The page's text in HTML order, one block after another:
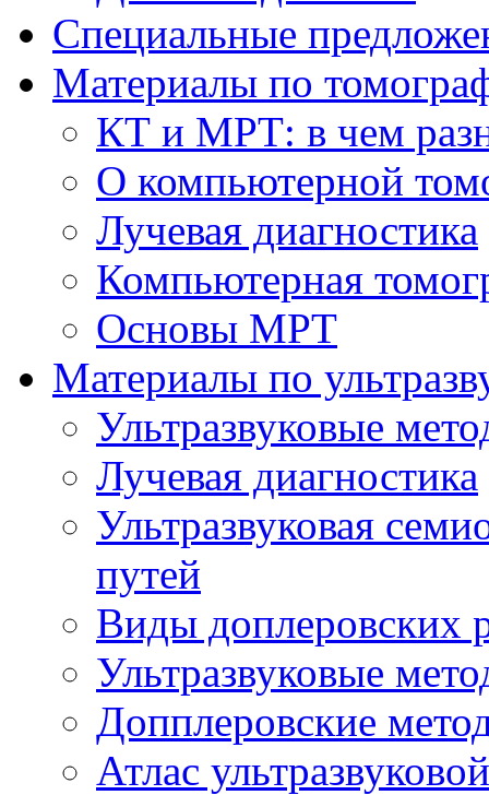
Cпециальные
Материалы по
КТ и МРТ: в чем
О компьютерной
Лучевая диагностика
Компьютерная
Основы МРТ
Материалы по
Ультразвуковые
Лучевая диагностика
Ультразвуковая
путей
Виды доплеровских
Ультразвуковые
Допплеровские
Атлас